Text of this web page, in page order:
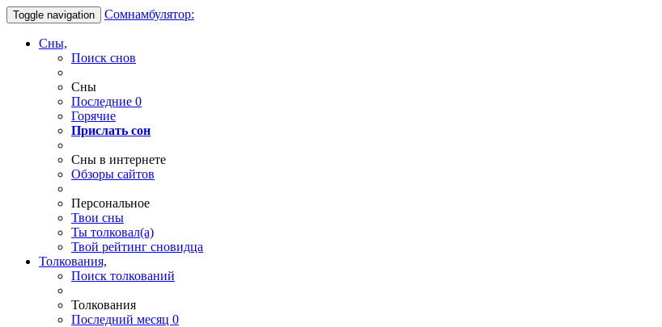
Toggle navigation Сомнамбулятор:
Сны,
Поиск снов
Сны
Последние 0
Горячие
Прислать сон
Сны в интернете
Обзоры сайтов
Персональное
Твои сны
Ты толковал(а)
Твой рейтинг сновидца
Толкования,
Поиск толкований
Толкования
Последний месяц 0